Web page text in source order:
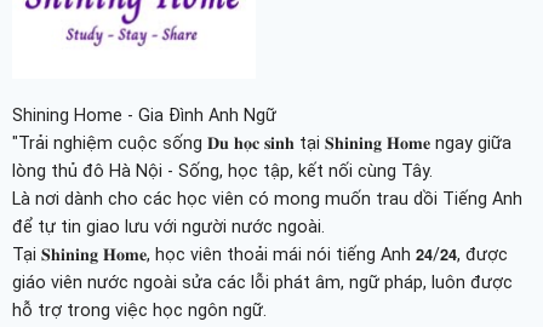
Shining Home - Gia Đình Anh Ngữ
"Trải nghiệm cuộc sống 𝐃𝐮 𝐡𝐨̣𝐜 𝐬𝐢𝐧𝐡 tại 𝐒𝐡𝐢𝐧𝐢𝐧𝐠 𝐇𝐨𝐦𝐞 ngay giữa
lòng thủ đô Hà Nội - Sống, học tập, kết nối cùng Tây.
Là nơi dành cho các học viên có mong muốn trau dồi Tiếng Anh
để tự tin giao lưu với người nước ngoài.
Tại 𝐒𝐡𝐢𝐧𝐢𝐧𝐠 𝐇𝐨𝐦𝐞, học viên thoải mái nói tiếng Anh 𝟮𝟰/𝟮𝟰, được
giáo viên nước ngoài sửa các lỗi phát âm, ngữ pháp, luôn được
hỗ trợ trong việc học ngôn ngữ.